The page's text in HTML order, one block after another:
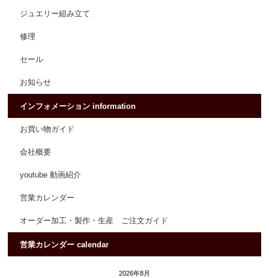
ジュエリー組み立て
修理
セール
お知らせ
インフォメーション information
お買い物ガイド
会社概要
youtube 動画紹介
営業カレンダー
オーダー加工・製作・生産 ご注文ガイド
営業カレンダー calendar
2026年8月